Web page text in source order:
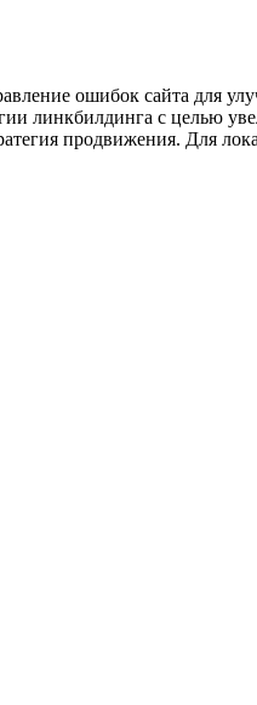
ошибок сайта для
линкбилдинга с целью
продвижения. Для